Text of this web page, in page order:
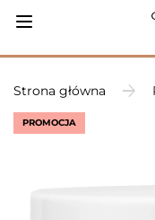
Strona główna
PROMOCJA